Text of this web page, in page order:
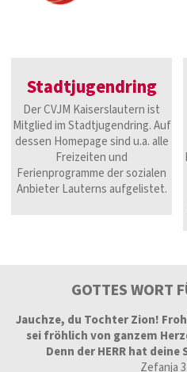
Stadtjugendring
Der CVJM Kaiserslautern ist
Mitglied im Stadtjugendring. Auf
dessen Homepage sind u.a. alle
Freizeiten und
Ferienprogramme der sozialen
Anbieter Lauterns aufgelistet.
GOTTES WORT
Jauchze, du Tochter Zion!
sei fröhlich von ganzem
Denn der HERR hat
Zefanja